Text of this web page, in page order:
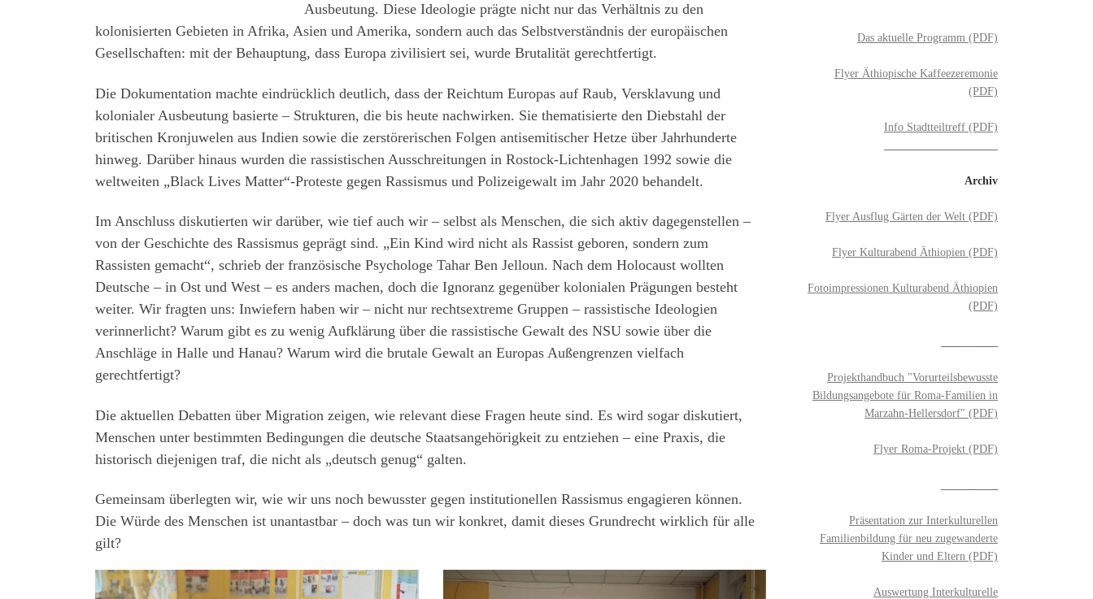
Ausbeutung. Diese Ideologie prägte nicht nur das Verhältnis zu den
kolonisierten Gebieten in Afrika, Asien und Amerika, sondern auch das Selbstverständnis der europäischen
Gesellschaften: mit der Behauptung, dass Europa zivilisiert sei, wurde Brutalität gerechtfertigt.
Die Dokumentation machte eindrücklich deutlich, dass der Reichtum Europas auf Raub, Versklavung und
kolonialer Ausbeutung basierte – Strukturen, die bis heute nachwirken. Sie thematisierte den Diebstahl der
britischen Kronjuwelen aus Indien sowie die zerstörerischen Folgen antisemitischer Hetze über Jahrhunderte
hinweg. Darüber hinaus wurden die rassistischen Ausschreitungen in Rostock-Lichtenhagen 1992 sowie die
weltweiten „Black Lives Matter“-Proteste gegen Rassismus und Polizeigewalt im Jahr 2020 behandelt.
Im Anschluss diskutierten wir darüber, wie tief auch wir – selbst als Menschen, die sich aktiv dagegenstellen –
von der Geschichte des Rassismus geprägt sind. „Ein Kind wird nicht als Rassist geboren, sondern zum
Rassisten gemacht“, schrieb der französische Psychologe Tahar Ben Jelloun. Nach dem Holocaust wollten
Deutsche – in Ost und West – es anders machen, doch die Ignoranz gegenüber kolonialen Prägungen besteht
weiter. Wir fragten uns: Inwiefern haben wir – nicht nur rechtsextreme Gruppen – rassistische Ideologien
verinnerlicht? Warum gibt es zu wenig Aufklärung über die rassistische Gewalt des NSU sowie über die
Anschläge in Halle und Hanau? Warum wird die brutale Gewalt an Europas Außengrenzen vielfach
gerechtfertigt?
Die aktuellen Debatten über Migration zeigen, wie relevant diese Fragen heute sind. Es wird sogar diskutiert,
Menschen unter bestimmten Bedingungen die deutsche Staatsangehörigkeit zu entziehen – eine Praxis, die
historisch diejenigen traf, die nicht als „deutsch genug“ galten.
Gemeinsam überlegten wir, wie wir uns noch bewusster gegen institutionellen Rassismus engagieren können.
Die Würde des Menschen ist unantastbar – doch was tun wir konkret, damit dieses Grundrecht wirklich für alle
gilt?
Das aktuelle Programm (PDF)
Flyer Äthiopische Kaffeezeremonie
(PDF)
Info Stadtteiltreff (PDF)
Archiv
Flyer Ausflug Gärten der Welt (PDF)
Flyer Kulturabend Äthiopien (PDF)
Fotoimpressionen Kulturabend Äthiopien
(PDF)
Projekthandbuch "Vorurteilsbewusste
Bildungsangebote für Roma-Familien in
Marzahn-Hellersdorf" (PDF)
Flyer Roma-Projekt (PDF)
Präsentation zur Interkulturellen
Familienbildung für neu zugewanderte
Kinder und Eltern (PDF)
Auswertung Interkulturelle